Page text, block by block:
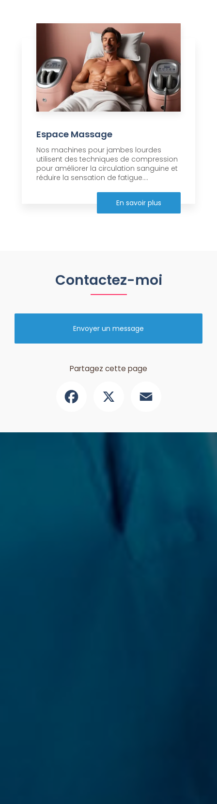
Espace Massage
Nos machines pour jambes lourdes
utilisent des techniques de compression
pour améliorer la circulation sanguine et
réduire la sensation de fatigue....
En savoir plus
Contactez-moi
Envoyer un message
Partagez cette page